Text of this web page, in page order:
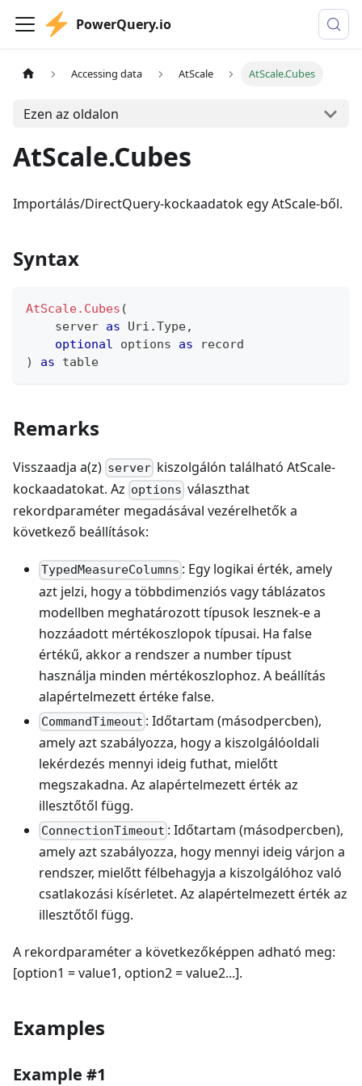
PowerQuery.io
Accessing data AtScale AtScale.Cubes
Ezen az oldalon
AtScale.Cubes
Importálás/DirectQuery-kockaadatok egy AtScale-ből.
Syntax
AtScale.Cubes (
    server
as Uri.Type,
optional options as
record
)
as table
Remarks
Visszaadja a(z) server kiszolgálón található AtScale-
kockaadatokat. Az options választhat
rekordparaméter megadásával vezérelhetők a
következő beállítások:
TypedMeasureColumns : Egy logikai érték, amely
azt jelzi, hogy a többdimenziós vagy táblázatos
modellben meghatározott típusok lesznek-e a
hozzáadott mértékoszlopok típusai. Ha false
értékű, akkor a rendszer a number típust
használja minden mértékoszlophoz. A beállítás
alapértelmezett értéke false.
CommandTimeout : Időtartam (másodpercben),
amely azt szabályozza, hogy a kiszolgálóoldali
lekérdezés mennyi ideig futhat, mielőtt
megszakadna. Az alapértelmezett érték az
illesztőtől függ.
ConnectionTimeout : Időtartam (másodpercben),
amely azt szabályozza, hogy mennyi ideig várjon a
rendszer, mielőtt félbehagyja a kiszolgálóhoz való
csatlakozási kísérletet. Az alapértelmezett érték az
illesztőtől függ.
A rekordparaméter a következőképpen adható meg:
[option1 = value1, option2 = value2...].
Examples
Example #1